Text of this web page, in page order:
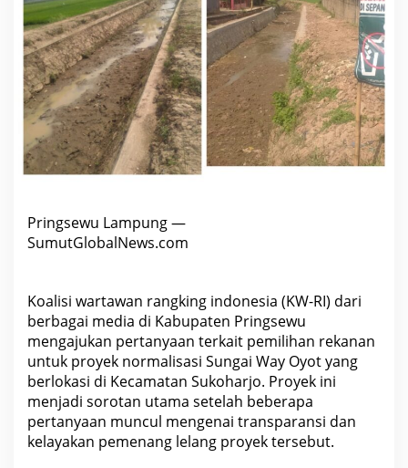
e
m
i
l
i
h
a
n
R
e
a
n
r
o
y
o
r
m
a
l
i
s
a
s
i
W
Pringsewu Lampung —
SumutGlobalNews.com
Koalisi wartawan rangking indonesia (KW-RI) dari
berbagai media di Kabupaten Pringsewu
mengajukan pertanyaan terkait pemilihan rekanan
untuk proyek normalisasi Sungai Way Oyot yang
berlokasi di Kecamatan Sukoharjo. Proyek ini
menjadi sorotan utama setelah beberapa
pertanyaan muncul mengenai transparansi dan
kelayakan pemenang lelang proyek tersebut.